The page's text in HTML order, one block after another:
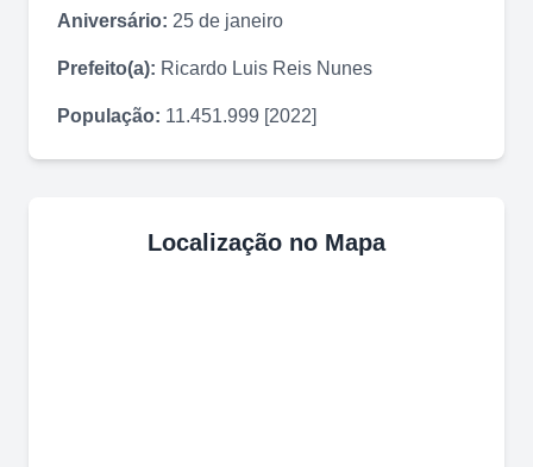
Aniversário: 25 de janeiro
Prefeito(a): Ricardo Luis Reis Nunes
População: 11.451.999 [2022]
Localização no Mapa